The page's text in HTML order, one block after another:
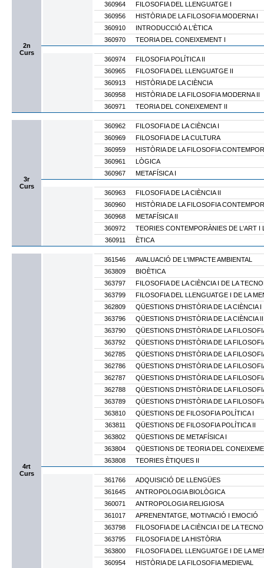
2n
Curs
360964
FILOSOFIA DEL LLENGUATGE I
360956
HISTÒRIA DE LA FILOSOFIA MODERNA I
360910
INTRODUCCIÓ A L'ÈTICA
360970
TEORIA DEL CONEIXEMENT I
360974
FILOSOFIA POLÍTICA II
360965
FILOSOFIA DEL LLENGUATGE II
360913
HISTÒRIA DE LA CIÈNCIA
360958
HISTÒRIA DE LA FILOSOFIA MODERNA II
360971
TEORIA DEL CONEIXEMENT II
3r
Curs
360962
FILOSOFIA DE LA CIÈNCIA I
360969
FILOSOFIA DE LA CULTURA
360959
HISTÒRIA DE LA FILOSOFIA
360961
LÒGICA
360967
METAFÍSICA I
360963
FILOSOFIA DE LA CIÈNCIA II
360960
HISTÒRIA DE LA FILOSOFIA
360968
METAFÍSICA II
360972
TEORIES CONTEMPORÀNIES DE L'ART I
360911
ÈTICA
4rt
Curs
361546
AVALUACIÓ DE L'IMPACTE AMBIENTAL
363809
BIOÈTICA
363797
FILOSOFIA DE LA CIÈNCIA I DE LA
363799
FILOSOFIA DEL LLENGUATGE I DE LA
362809
QÜESTIONS D'HISTÒRIA DE LA CIÈNCIA I
363796
QÜESTIONS D'HISTÒRIA DE LA CIÈNCIA II
363790
QÜESTIONS D'HISTÒRIA DE LA
363792
QÜESTIONS D'HISTÒRIA DE LA
362785
QÜESTIONS D'HISTÒRIA DE LA
362786
QÜESTIONS D'HISTÒRIA DE LA
362787
QÜESTIONS D'HISTÒRIA DE LA
362788
QÜESTIONS D'HISTÒRIA DE LA
363789
QÜESTIONS D'HISTÒRIA DE LA
363810
QÜESTIONS DE FILOSOFIA POLÍTICA I
363811
QÜESTIONS DE FILOSOFIA POLÍTICA II
363802
QÜESTIONS DE METAFÍSICA I
363804
QÜESTIONS DE TEORIA DEL
363808
TEORIES ÈTIQUES II
361766
ADQUISICIÓ DE LLENGÜES
361645
ANTROPOLOGIA BIOLÒGICA
360071
ANTROPOLOGIA RELIGIOSA
361017
APRENENTATGE, MOTIVACIÓ I EMOCIÓ
363798
FILOSOFIA DE LA CIÈNCIA I DE LA
363795
FILOSOFIA DE LA HISTÒRIA
363800
FILOSOFIA DEL LLENGUATGE I DE LA
360954
HISTÒRIA DE LA FILOSOFIA MEDIEVAL